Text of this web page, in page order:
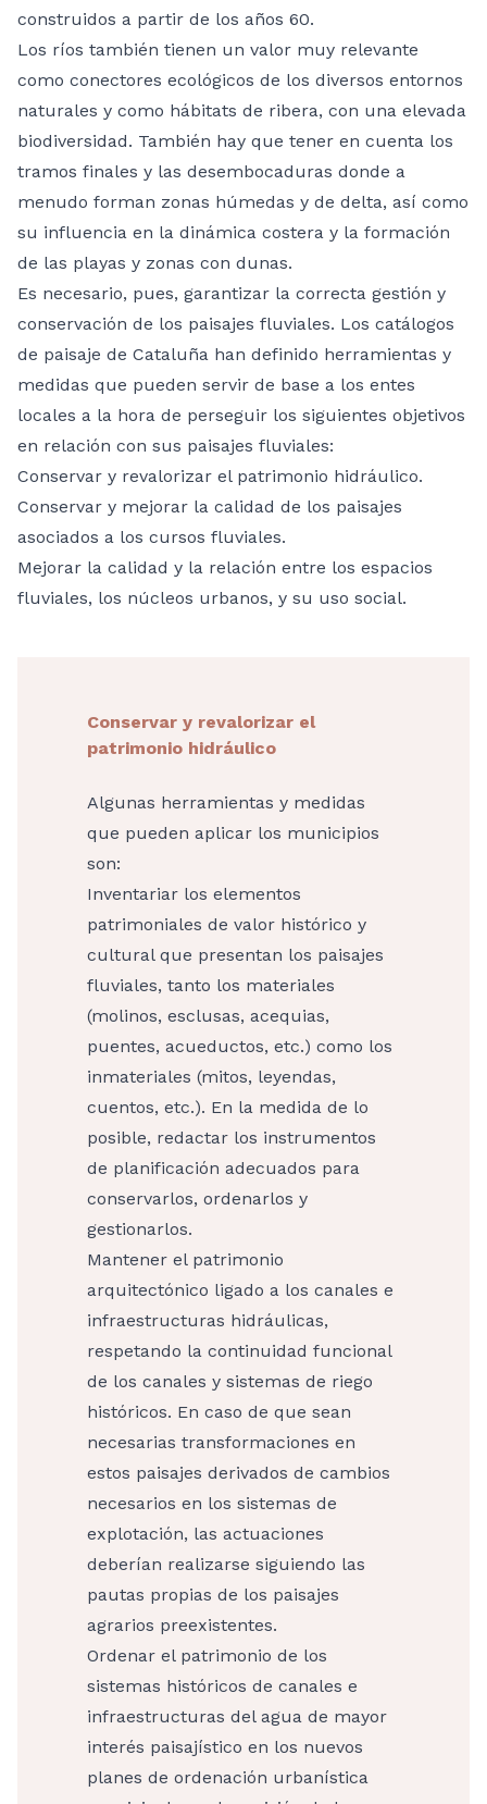
construidos a partir de los años 60.
Los ríos también tienen un valor muy relevante
como conectores ecológicos de los diversos entornos
naturales y como hábitats de ribera, con una elevada
biodiversidad. También hay que tener en cuenta los
tramos finales y las desembocaduras donde a
menudo forman zonas húmedas y de delta, así como
su influencia en la dinámica costera y la formación
de las playas y zonas con dunas.
Es necesario, pues, garantizar la correcta gestión y
conservación de los paisajes fluviales. Los catálogos
de paisaje de Cataluña han definido herramientas y
medidas que pueden servir de base a los entes
locales a la hora de perseguir los siguientes objetivos
en relación con sus paisajes fluviales:
Conservar y revalorizar el patrimonio hidráulico.
Conservar y mejorar la calidad de los paisajes
asociados a los cursos fluviales.
Mejorar la calidad y la relación entre los espacios
fluviales, los núcleos urbanos, y su uso social.
Conservar y revalorizar el
patrimonio hidráulico
Algunas herramientas y medidas
que pueden aplicar los municipios
son:
Inventariar los elementos
patrimoniales de valor histórico y
cultural que presentan los paisajes
fluviales, tanto los materiales
(molinos, esclusas, acequias,
puentes, acueductos, etc.) como los
inmateriales (mitos, leyendas,
cuentos, etc.). En la medida de lo
posible, redactar los instrumentos
de planificación adecuados para
conservarlos, ordenarlos y
gestionarlos.
Mantener el patrimonio
arquitectónico ligado a los canales e
infraestructuras hidráulicas,
respetando la continuidad funcional
de los canales y sistemas de riego
históricos. En caso de que sean
necesarias transformaciones en
estos paisajes derivados de cambios
necesarios en los sistemas de
explotación, las actuaciones
deberían realizarse siguiendo las
pautas propias de los paisajes
agrarios preexistentes.
Ordenar el patrimonio de los
sistemas históricos de canales e
infraestructuras del agua de mayor
interés paisajístico en los nuevos
planes de ordenación urbanística